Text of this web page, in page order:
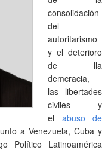
consolidación
del
autoritarismo
y el deterioro
de lla
demcracia,
las libertades
civiles y
el abuso de
a Venezuela, Cuba y
Político Latinoamérica